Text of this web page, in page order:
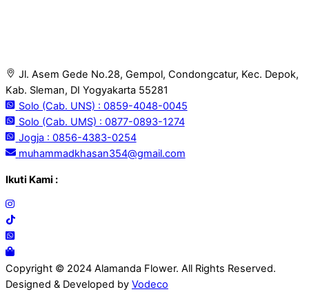
Jl. Asem Gede No.28, Gempol, Condongcatur, Kec. Depok,
Kab. Sleman, DI Yogyakarta 55281
Solo (Cab. UNS) : 0859-4048-0045
Solo (Cab. UMS) : 0877-0893-1274
Jogja : 0856-4383-0254
muhammadkhasan354@gmail.com
Ikuti Kami :
Copyright © 2024 Alamanda Flower. All Rights Reserved.
Designed & Developed by Vodeco